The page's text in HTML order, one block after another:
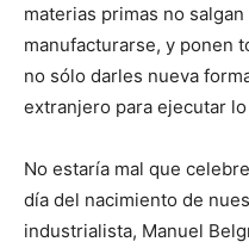
materias primas no
manufacturarse, y ponen
no sólo darles nueva
extranjero para ejecutar
No estaría mal que
día del nacimiento de
industrialista, Manuel